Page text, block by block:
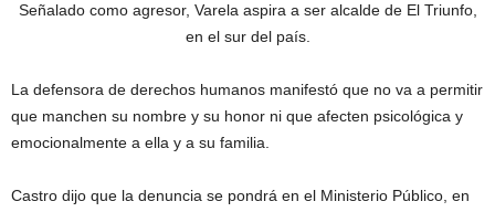
Señalado como agresor, Varela aspira a ser alcalde de El Triunfo,
en el sur del país.
La defensora de derechos humanos manifestó que no va a permitir
que manchen su nombre y su honor ni que afecten psicológica y
emocionalmente a ella y a su familia.
Castro dijo que la denuncia se pondrá en el Ministerio Público, en